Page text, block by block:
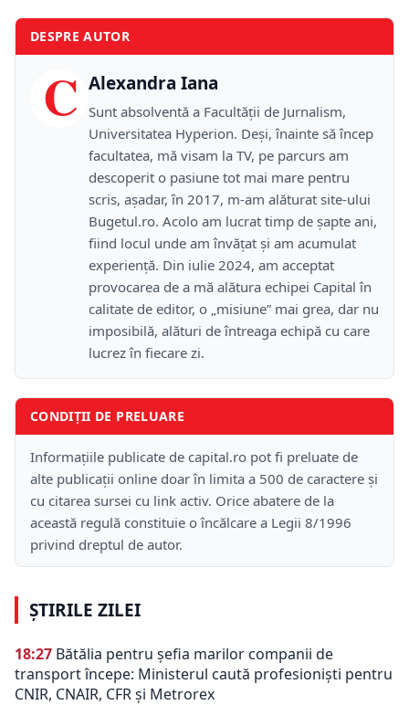
DESPRE AUTOR
C Alexandra Iana
Sunt absolventă a Facultății de Jurnalism,
Universitatea Hyperion. Deși, înainte să încep
facultatea, mă visam la TV, pe parcurs am
descoperit o pasiune tot mai mare pentru
scris, așadar, în 2017, m-am alăturat site-ului
Bugetul.ro. Acolo am lucrat timp de șapte ani,
fiind locul unde am învățat și am acumulat
experiență. Din iulie 2024, am acceptat
provocarea de a mă alătura echipei Capital în
calitate de editor, o „misiune” mai grea, dar nu
imposibilă, alături de întreaga echipă cu care
lucrez în fiecare zi.
CONDIȚII DE PRELUARE
Informațiile publicate de capital.ro pot fi preluate de
alte publicații online doar în limita a 500 de caractere și
cu citarea sursei cu link activ. Orice abatere de la
această regulă constituie o încălcare a Legii 8/1996
privind dreptul de autor.
ȘTIRILE ZILEI
18:27 Bătălia pentru șefia marilor companii de
transport începe: Ministerul caută profesioniști pentru
CNIR, CNAIR, CFR și Metrorex